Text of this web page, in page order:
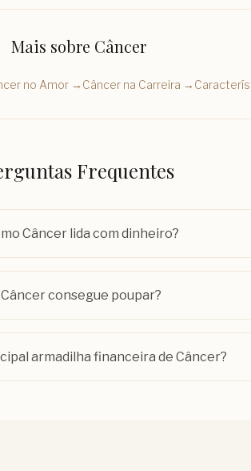
Mais sobre Câncer
no Amor → Câncerna Carreira →
Frequentes
Câncer lida com dinheiro?
Câncer consegue poupar?
armadilha financeira de Câncer?